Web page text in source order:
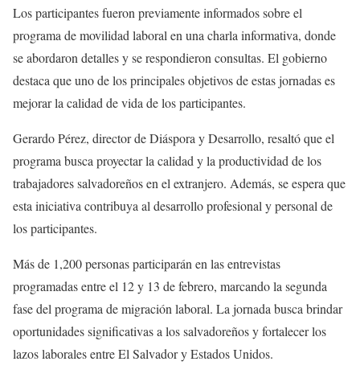
Los participantes fueron previamente informados sobre el
programa de movilidad laboral en una charla informativa, donde
se abordaron detalles y se respondieron consultas. El gobierno
destaca que uno de los principales objetivos de estas jornadas es
mejorar la calidad de vida de los participantes.
Gerardo Pérez, director de Diáspora y Desarrollo, resaltó que el
programa busca proyectar la calidad y la productividad de los
trabajadores salvadoreños en el extranjero. Además, se espera que
esta iniciativa contribuya al desarrollo profesional y personal de
los participantes.
Más de 1,200 personas participarán en las entrevistas
programadas entre el 12 y 13 de febrero, marcando la segunda
fase del programa de migración laboral. La jornada busca brindar
oportunidades significativas a los salvadoreños y fortalecer los
lazos laborales entre El Salvador y Estados Unidos.